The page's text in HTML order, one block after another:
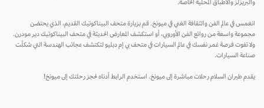
والبريزلز والأطباق المحلية الخاصة.
انغمس في عالم الفن والثقافة الغني في ميونخ. قم بزيارة متحف البيناكوتيك القديم، الذي يحتضن
مجموعة واسعة من روائع الفن الأوروبي، أو استكشف المعارض الحديثة في متحف البيناكوتيك دير مودرن.
ولا تفوت فرصة غمر نفسك في عالم السيارات في متحف بي إم دبليو لتكتشف عجائب الهندسة التي شكلّت
صناعة السيارات.
يقدم طيران السلام رحلات مباشرة إلى ميونخ. استخدم الرابط أدناه لحجز رحلتك إلى ميونخ!